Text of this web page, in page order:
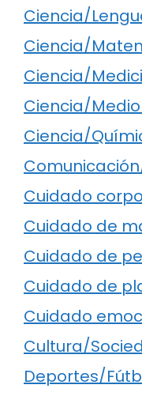
Ciencia/
Ciencia/
Ciencia/
Ciencia/
Ciencia/
Cuidado
Cuidado de
Cuidado de
Cuidado de
Cuidado
Cultura/
Deportes/